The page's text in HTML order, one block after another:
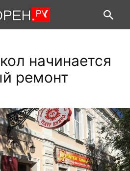
начинается
ремонт